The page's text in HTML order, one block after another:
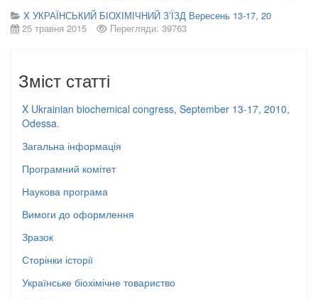
X УКРАЇНСЬКИЙ БІОХІМІЧНИЙ З’ЇЗД Вересень 13-17, 20
25 травня 2015
Перегляди: 39763
Зміст статті
X Ukrainian biochemical congress, September 13-17, 2010,
Odessa.
Загальна інформація
Програмний комітет
Наукова програма
Вимоги до оформлення
Зразок
Сторінки історії
Українське біохімічне товариство